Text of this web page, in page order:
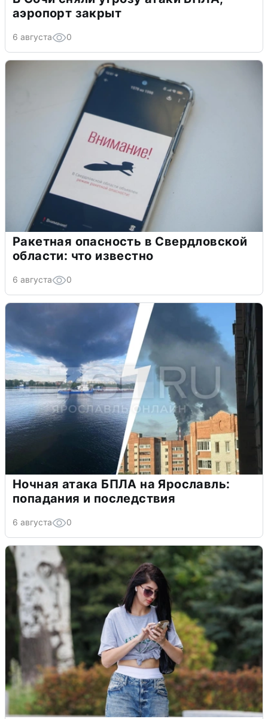
аэропорт закрыт
6 августа 0
Ракетная опасность в Свердловской
области: что известно
6 августа 0
Ночная атака БПЛА на Ярославль:
попадания и последствия
6 августа 0